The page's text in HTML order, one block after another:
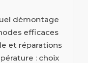
démontage
efficaces
et réparations
: choix